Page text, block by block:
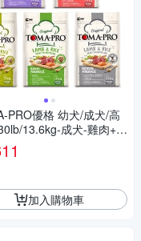
PRO優格 幼犬/成犬/高
13.6kg-成犬-雞肉+米
性配方
加入購物車